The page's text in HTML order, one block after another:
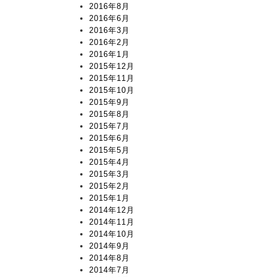
2016年8月
2016年6月
2016年3月
2016年2月
2016年1月
2015年12月
2015年11月
2015年10月
2015年9月
2015年8月
2015年7月
2015年6月
2015年5月
2015年4月
2015年3月
2015年2月
2015年1月
2014年12月
2014年11月
2014年10月
2014年9月
2014年8月
2014年7月